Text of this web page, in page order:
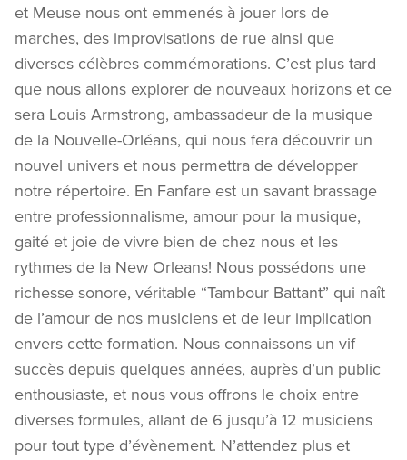
et Meuse nous ont emmenés à jouer lors de
marches, des improvisations de rue ainsi que
diverses célèbres commémorations. C’est plus tard
que nous allons explorer de nouveaux horizons et ce
sera Louis Armstrong, ambassadeur de la musique
de la Nouvelle-Orléans, qui nous fera découvrir un
nouvel univers et nous permettra de développer
notre répertoire. En Fanfare est un savant brassage
entre professionnalisme, amour pour la musique,
gaité et joie de vivre bien de chez nous et les
rythmes de la New Orleans! Nous possédons une
richesse sonore, véritable “Tambour Battant” qui naît
de l’amour de nos musiciens et de leur implication
envers cette formation. Nous connaissons un vif
succès depuis quelques années, auprès d’un public
enthousiaste, et nous vous offrons le choix entre
diverses formules, allant de 6 jusqu’à 12 musiciens
pour tout type d’évènement. N’attendez plus et